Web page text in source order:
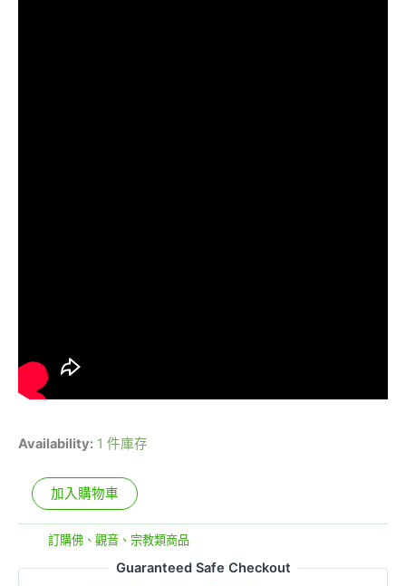
Availability: 1 件庫存
加入購物車
訂購佛、觀音、宗教類商品
Guaranteed Safe Checkout